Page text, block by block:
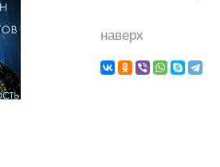
наверх